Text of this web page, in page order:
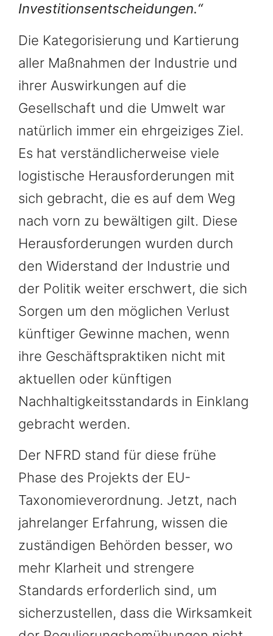
Investitionsentscheidungen.“
Die Kategorisierung und Kartierung
aller Maßnahmen der Industrie und
ihrer Auswirkungen auf die
Gesellschaft und die Umwelt war
natürlich immer ein ehrgeiziges Ziel.
Es hat verständlicherweise viele
logistische Herausforderungen mit
sich gebracht, die es auf dem Weg
nach vorn zu bewältigen gilt. Diese
Herausforderungen wurden durch
den Widerstand der Industrie und
der Politik weiter erschwert, die sich
Sorgen um den möglichen Verlust
künftiger Gewinne machen, wenn
ihre Geschäftspraktiken nicht mit
aktuellen oder künftigen
Nachhaltigkeitsstandards in Einklang
gebracht werden.
Der NFRD stand für diese frühe
Phase des Projekts der EU-
Taxonomieverordnung. Jetzt, nach
jahrelanger Erfahrung, wissen die
zuständigen Behörden besser, wo
mehr Klarheit und strengere
Standards erforderlich sind, um
sicherzustellen, dass die Wirksamkeit